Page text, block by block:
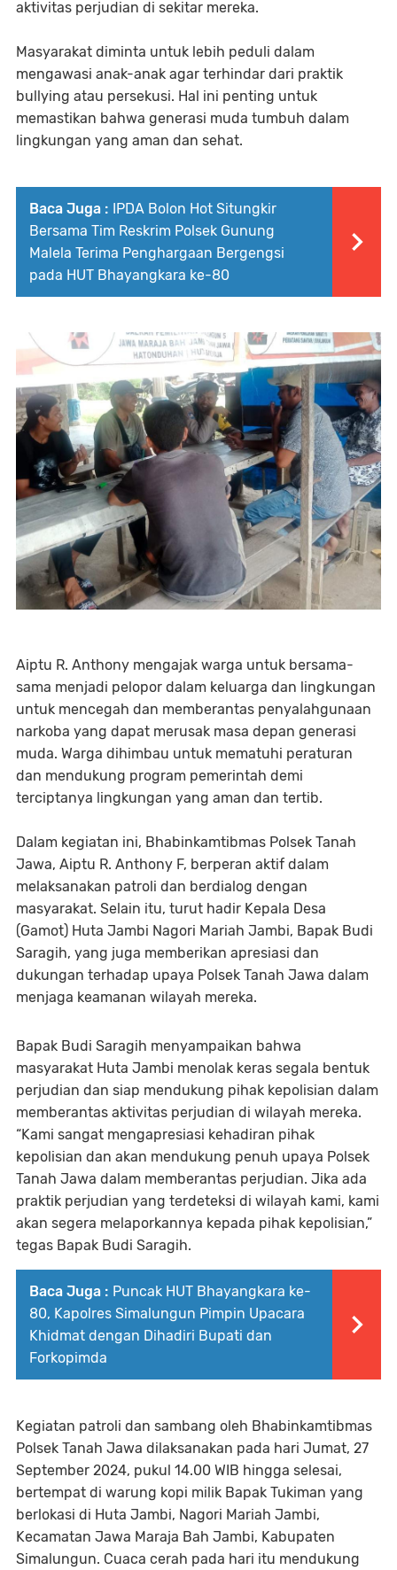
aktivitas perjudian di sekitar mereka.
Masyarakat diminta untuk lebih peduli dalam
mengawasi anak-anak agar terhindar dari praktik
bullying atau persekusi. Hal ini penting untuk
memastikan bahwa generasi muda tumbuh dalam
lingkungan yang aman dan sehat.
Baca Juga : IPDA Bolon Hot Situngkir
Bersama Tim Reskrim Polsek Gunung
Malela Terima Penghargaan Bergengsi
pada HUT Bhayangkara ke-80
Aiptu R. Anthony mengajak warga untuk bersama-
sama menjadi pelopor dalam keluarga dan lingkungan
untuk mencegah dan memberantas penyalahgunaan
narkoba yang dapat merusak masa depan generasi
muda. Warga dihimbau untuk mematuhi peraturan
dan mendukung program pemerintah demi
terciptanya lingkungan yang aman dan tertib.
Dalam kegiatan ini, Bhabinkamtibmas Polsek Tanah
Jawa, Aiptu R. Anthony F, berperan aktif dalam
melaksanakan patroli dan berdialog dengan
masyarakat. Selain itu, turut hadir Kepala Desa
(Gamot) Huta Jambi Nagori Mariah Jambi, Bapak Budi
Saragih, yang juga memberikan apresiasi dan
dukungan terhadap upaya Polsek Tanah Jawa dalam
menjaga keamanan wilayah mereka.
Bapak Budi Saragih menyampaikan bahwa
masyarakat Huta Jambi menolak keras segala bentuk
perjudian dan siap mendukung pihak kepolisian dalam
memberantas aktivitas perjudian di wilayah mereka.
“Kami sangat mengapresiasi kehadiran pihak
kepolisian dan akan mendukung penuh upaya Polsek
Tanah Jawa dalam memberantas perjudian. Jika ada
praktik perjudian yang terdeteksi di wilayah kami, kami
akan segera melaporkannya kepada pihak kepolisian,”
tegas Bapak Budi Saragih.
Baca Juga : Puncak HUT Bhayangkara ke-
80, Kapolres Simalungun Pimpin Upacara
Khidmat dengan Dihadiri Bupati dan
Forkopimda
Kegiatan patroli dan sambang oleh Bhabinkamtibmas
Polsek Tanah Jawa dilaksanakan pada hari Jumat, 27
September 2024, pukul 14.00 WIB hingga selesai,
bertempat di warung kopi milik Bapak Tukiman yang
berlokasi di Huta Jambi, Nagori Mariah Jambi,
Kecamatan Jawa Maraja Bah Jambi, Kabupaten
Simalungun. Cuaca cerah pada hari itu mendukung